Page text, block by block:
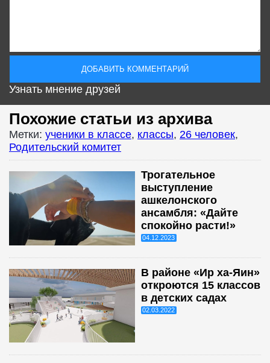
Узнать мнение друзей
Похожие статьи из архива
Метки: ученики в классе, классы, 26 человек,
Родительский комитет
Трогательное
выступление
ашкелонского
ансамбля: «Дайте
спокойно расти!»
04.12.2023
В районе «Ир ха-Яин»
откроются 15 классов
в детских садах
02.03.2022